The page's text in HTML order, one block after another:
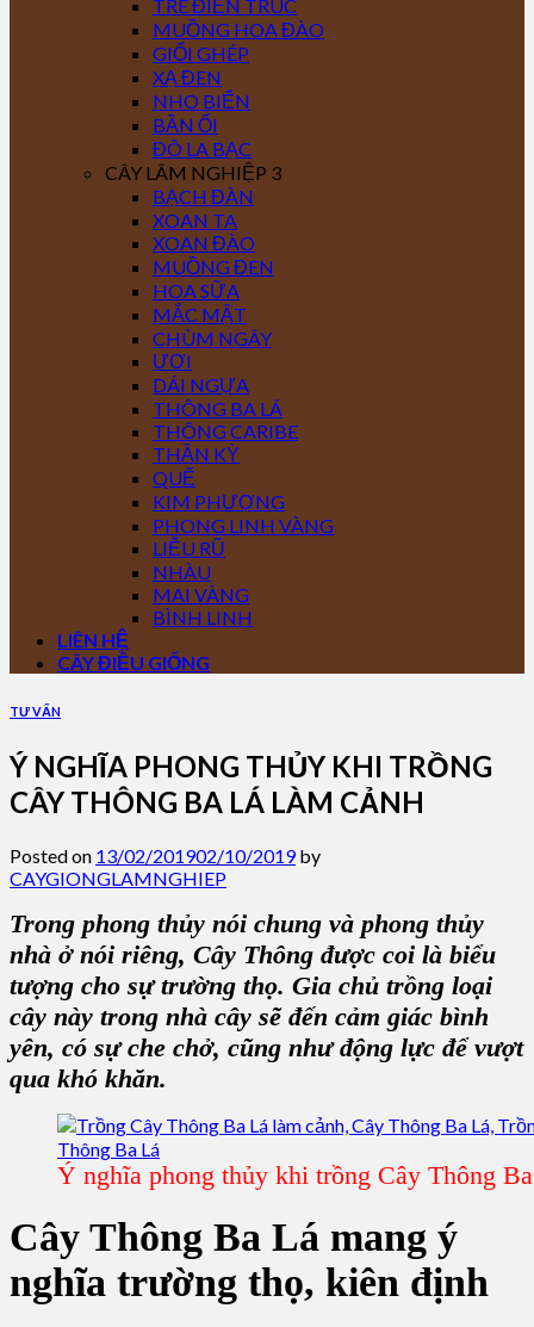
TRE ĐIỀN TRÚC
MUỒNG HOA ĐÀO
GIỔI GHÉP
XẠ ĐEN
NHO BIỂN
BẦN ỔI
ĐÔ LA BẠC
CÂY LÂM NGHIỆP 3
BẠCH ĐÀN
XOAN TA
XOAN ĐÀO
MUỒNG ĐEN
HOA SỮA
MẮC MẬT
CHÙM NGÂY
ƯƠI
DÁI NGỰA
THÔNG BA LÁ
THÔNG CARIBE
THẦN KỲ
QUẾ
KIM PHƯỢNG
PHONG LINH VÀNG
LIỄU RŨ
NHÀU
MAI VÀNG
BÌNH LINH
LIÊN HỆ
CÂY ĐIỀU GIỐNG
TƯ VẤN
Ý NGHĨA PHONG THỦY KHI TRỒNG
CÂY THÔNG BA LÁ LÀM CẢNH
Posted on 13/02/201902/10/2019by
CAYGIONGLAMNGHIEP
Trong phong thủy nói chung và phong thủy
nhà ở nói riêng, Cây Thông được coi là biểu
tượng cho sự trường thọ. Gia chủ trồng loại
cây này trong nhà cây sẽ đến cảm giác bình
yên, có sự che chở, cũng như động lực để vượt
qua khó khăn.
Ý nghĩa phong thủy khi trồng Cây Thông
Cây Thông Ba Lá mang ý
nghĩa trường thọ, kiên định